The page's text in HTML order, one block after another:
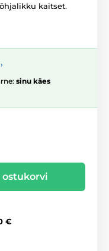
kaitset.
sinu käes
ostukorvi
€